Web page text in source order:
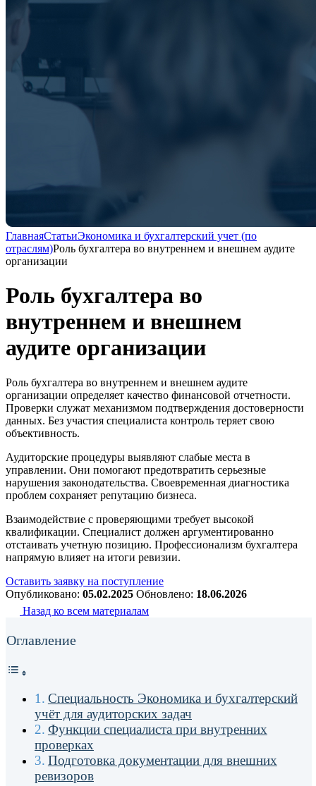
ГлавнаяСтатьиЭкономика и бухгалтерский учет (по
отраслям)Роль бухгалтера во внутреннем и внешнем аудите
организации
Роль бухгалтера во
внутреннем и внешнем
аудите организации
Роль бухгалтера во внутреннем и внешнем аудите
организации определяет качество финансовой отчетности.
Проверки служат механизмом подтверждения достоверности
данных. Без участия специалиста контроль теряет свою
объективность.
Аудиторские процедуры выявляют слабые места в
управлении. Они помогают предотвратить серьезные
нарушения законодательства. Своевременная диагностика
проблем сохраняет репутацию бизнеса.
Взаимодействие с проверяющими требует высокой
квалификации. Специалист должен аргументированно
отстаивать учетную позицию. Профессионализм бухгалтера
напрямую влияет на итоги ревизии.
Оставить заявку на поступление
Опубликовано: 05.02.2025 Обновлено: 18.06.2026
Назад ко всем материалам
Оглавление
Специальность Экономика и бухгалтерский
учёт для аудиторских задач
Функции специалиста при внутренних
проверках
Подготовка документации для внешних
ревизоров